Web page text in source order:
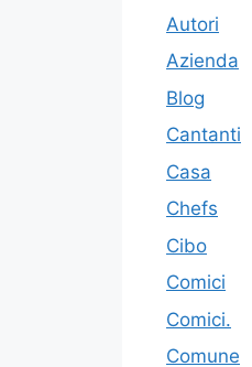
Autori
Azienda
Blog
Cantanti
Casa
Chefs
Cibo
Comici
Comici.
Comune